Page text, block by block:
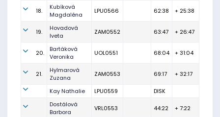
18.
Kubíková
Magdaléna
LPU0566 62:38 + 25:38
19.
Hovadová
Iveta
ZAM0552 63:47 + 26:47
20.
Bartáková
Veronika
UOL0551 68:04 + 31:04
21.
Hylmarová
Zuzana
ZAM0553 69:17 + 32:17
Kay Nathalie LPU0559
DISK
Dostálová
Barbora
VRL0553 44:22 + 7:22